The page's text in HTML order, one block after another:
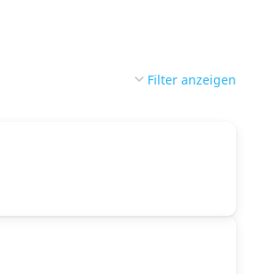
Filter anzeigen